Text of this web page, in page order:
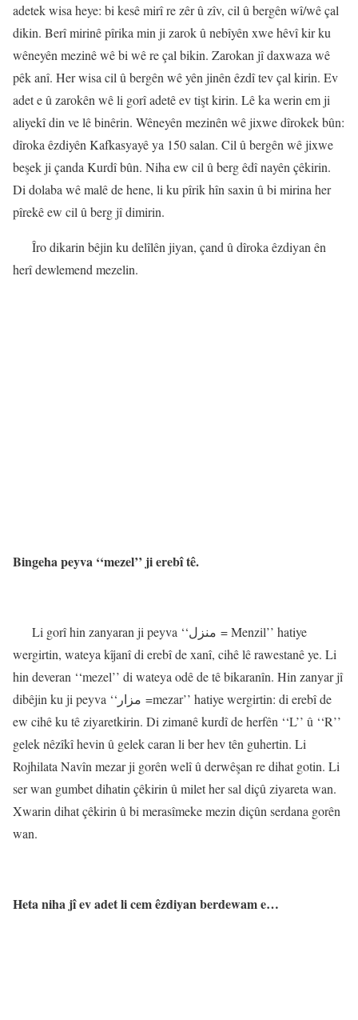
adetek wisa heye: bi kesê mirî re zêr û zîv, cil û bergên wî/wê çal
dikin. Berî mirinê pîrika min ji zarok û nebîyên xwe hêvî kir ku
wêneyên mezinê wê bi wê re çal bikin. Zarokan jî daxwaza wê
pêk anî. Her wisa cil û bergên wê yên jinên êzdî tev çal kirin. Ev
adet e û zarokên wê li gorî adetê ev tişt kirin. Lê ka werin em ji
aliyekî din ve lê binêrin. Wêneyên mezinên wê jixwe dîrokek bûn:
dîroka êzdiyên Kafkasyayê ya 150 salan. Cil û bergên wê jixwe
beşek ji çanda Kurdî bûn. Niha ew cil û berg êdî nayên çêkirin.
Di dolaba wê malê de hene, li ku pîrik hîn saxin û bi mirina her
pîrekê ew cil û berg jî dimirin.
Îro dikarin bêjin ku delîlên jiyan, çand û dîroka êzdiyan ên
herî dewlemend mezelin.
Bingeha peyva ‘‘mezel’’ ji erebî tê.
Li gorî hin zanyaran ji peyva ‘‘منزل = Menzil’’ hatiye
wergirtin, wateya kîjanî di erebî de xanî, cihê lê rawestanê ye. Li
hin deveran ‘‘mezel’’ di wateya odê de tê bikaranîn. Hin zanyar jî
dibêjin ku ji peyva ‘‘مزار =mezar’’ hatiye wergirtin: di erebî de
ew cihê ku tê ziyaretkirin. Di zimanê kurdî de herfên ‘‘L’’ û ‘‘R’’
gelek nêzîkî hevin û gelek caran li ber hev tên guhertin. Li
Rojhilata Navîn mezar ji gorên welî û derwêşan re dihat gotin. Li
ser wan gumbet dihatin çêkirin û milet her sal diçû ziyareta wan.
Xwarin dihat çêkirin û bi merasîmeke mezin diçûn serdana gorên
wan.
Heta niha jî ev adet li cem êzdiyan berdewam e…